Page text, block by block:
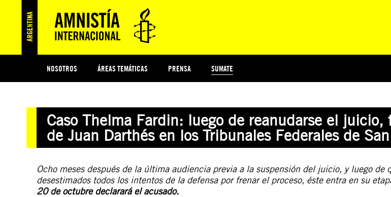
NOSOTROS ÁREAS TEMÁTICAS PRENSA SUMATE
PREGUNTAS FRECUENTES
Caso Thelma Fardin: luego de reanudarse el
de Juan Darthés en los Tribunales Federales de
Ocho meses después de la última audiencia previa a la suspensión del juicio, y luego de
desestimados todos los intentos de la defensa por frenar el proceso, éste entra en su
20 de octubre declarará el acusado.